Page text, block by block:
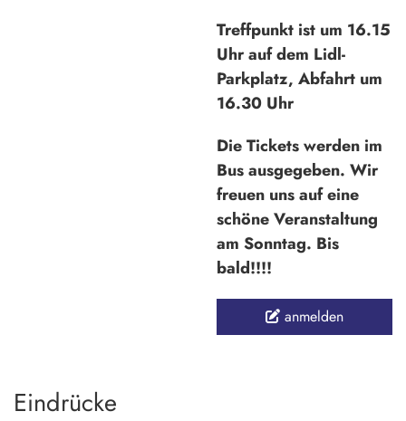
Treffpunkt ist um 16.15
Uhr auf dem Lidl-
Parkplatz, Abfahrt um
16.30 Uhr
Die Tickets werden im
Bus ausgegeben. Wir
freuen uns auf eine
schöne Veranstaltung
am Sonntag. Bis
bald!!!!
anmelden
Eindrücke